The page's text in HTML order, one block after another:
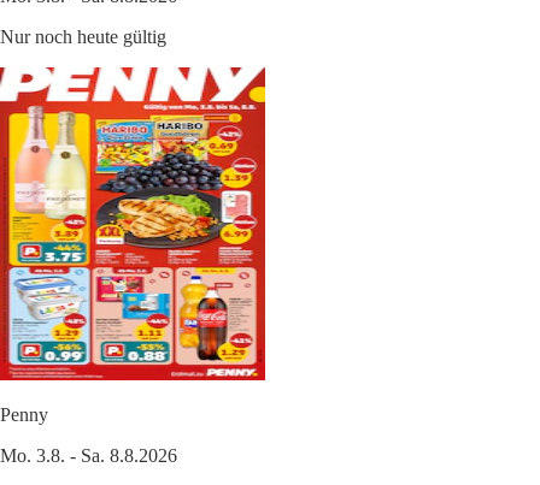
Nur noch heute gültig
Penny
Mo. 3.8. - Sa. 8.8.2026